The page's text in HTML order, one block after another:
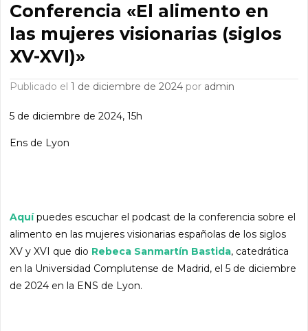
Conferencia «El alimento en
las mujeres visionarias (siglos
XV-XVI)»
Publicado el1 de diciembre de 2024 por admin
5 de diciembre de 2024, 15h
Ens de Lyon
Aquípuedes escuchar el podcast de la conferencia sobre el
alimento en las mujeres visionarias españolas de los siglos
XV y XVI que dio Rebeca Sanmartín Bastida, catedrática
en la Universidad Complutense de Madrid, el 5 de diciembre
de 2024 en la ENS de Lyon.